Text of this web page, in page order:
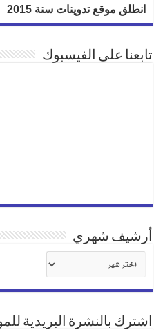
انطلق موقع تدوينات سنة 2015
تابعنا على الفيسبوك
أرشيف شهري
شهري
اشترك بالنشرة البريدية